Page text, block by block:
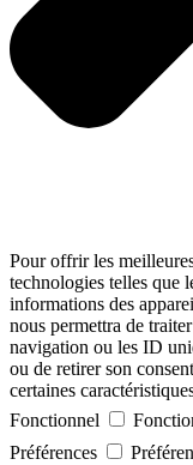
Pour offrir les
technologies telles que
informations des
nous permettra de
navigation ou les ID
ou de retirer son
certaines
Fonctionnel
Préférences